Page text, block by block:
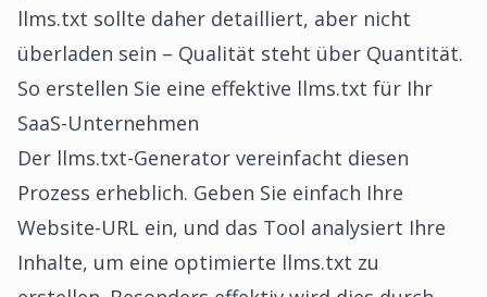
llms.txt sollte daher detailliert, aber nicht
überladen sein – Qualität steht über Quantität.
So erstellen Sie eine effektive llms.txt für Ihr
SaaS-Unternehmen
Der llms.txt-Generator vereinfacht diesen
Prozess erheblich. Geben Sie einfach Ihre
Website-URL ein, und das Tool analysiert Ihre
Inhalte, um eine optimierte llms.txt zu